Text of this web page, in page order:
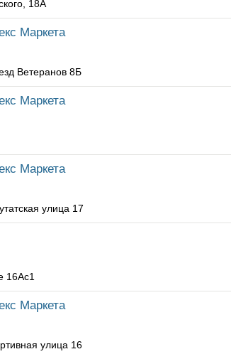
18А
Маркета
Ветеранов 8Б
Маркета
Маркета
улица 17
16Ас1
Маркета
улица 16